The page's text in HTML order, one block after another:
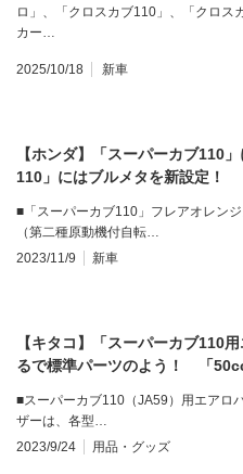
ロ」、「クロスカブ110」、「クロス
カー…
2025/10/18 新車
【ホンダ】「スーパーカブ110
110」にはブルメタを新設定！
■「スーパーカブ110」フレアオレン
（第二種原動機付自転…
2023/11/9
新車
【キタコ】「スーパーカブ110
るで標準パーツのよう！ 「
■スーパーカブ110（JA59）用エアロ
ザーは、各型…
2023/9/24
用品・グッズ